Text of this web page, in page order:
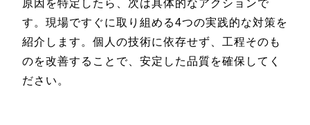
原因を特定したら、次は具体的なアクションで
す。現場ですぐに取り組める4つの実践的な対策を
紹介します。個人の技術に依存せず、工程そのも
のを改善することで、安定した品質を確保してく
ださい。